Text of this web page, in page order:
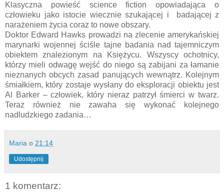
Klasyczna powieść science fiction opowiadająca o
człowieku jako istocie wiecznie szukającej i badającej z
narażeniem życia coraz to nowe obszary.
Doktor Edward Hawks prowadzi na zlecenie amerykańskiej
marynarki wojennej ściśle tajne badania nad tajemniczym
obiektem znalezionym na Księżycu. Wszyscy ochotnicy,
którzy mieli odwagę wejść do niego są zabijani za łamanie
nieznanych obcych zasad panujących wewnątrz. Kolejnym
śmiałkiem, który zostaje wysłany do eksploracji obiektu jest
Al Barker – człowiek, który nieraz patrzył śmierci w twarz.
Teraz również nie zawaha się wykonać kolejnego
nadludzkiego zadania…
Maria o 21:14
Udostępnij
1 komentarz: